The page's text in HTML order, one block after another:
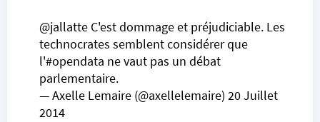
@jallatte C'est dommage et préjudiciable. Les
technocrates semblent considérer que
l'#opendata ne vaut pas un débat
parlementaire.
— Axelle Lemaire (@axellelemaire) 20 Juillet
2014